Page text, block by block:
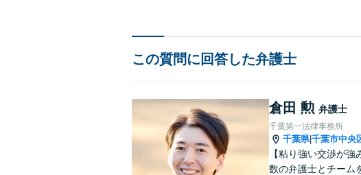
この質問に回答した弁護士
倉田 勲 弁護士
千葉第一法律事務所
千葉県|千葉市中央
【粘り強い交渉が
数の弁護士とチーム